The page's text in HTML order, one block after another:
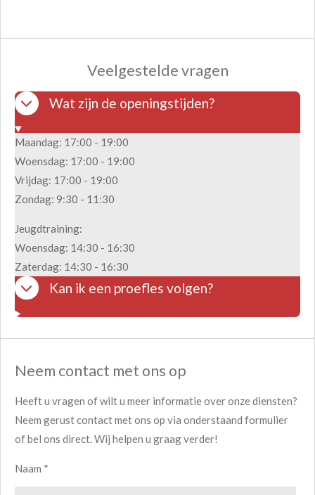
Veelgestelde vragen
Wat zijn de openingstijden?
Maandag: 17:00 - 19:00
Woensdag: 17:00 - 19:00
Vrijdag: 17:00 - 19:00
Zondag: 9:30 - 11:30
Jeugdtraining:
Woensdag: 14:30 - 16:30
Zaterdag: 14:30 - 16:30
Kan ik een proefles volgen?
Neem contact met ons op
Heeft u vragen of wilt u meer informatie over onze diensten?
Neem gerust contact met ons op via onderstaand formulier
of bel ons direct. Wij helpen u graag verder!
Naam *